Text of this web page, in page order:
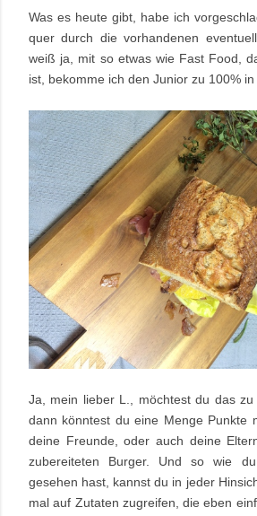
Was es heute gibt, habe ich
quer durch die vorhandenen
weiß ja, mit so etwas wie Fast Food,
ist, bekomme ich den Junior zu 100%
Ja, mein lieber L., möchtest du das zu
dann könntest du eine Menge Punkte
deine Freunde, oder auch deine
zubereiteten Burger. Und so wie
gesehen hast, kannst du in jeder
mal auf Zutaten zugreifen, die eben